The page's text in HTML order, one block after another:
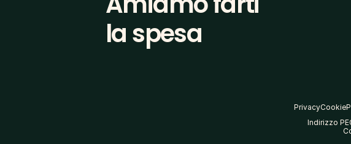
la spesa
PrivacyCookie
Indirizzo